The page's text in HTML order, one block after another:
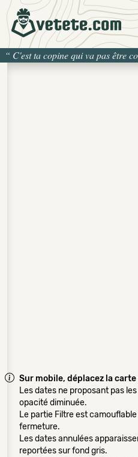
“ C'est ta copine qui va pas être
Sur mobile, déplacez la
Les dates ne proposant pas
opacité diminuée.
Le partie Filtre est
fermeture.
Les dates annulées
reportées sur fond gris.